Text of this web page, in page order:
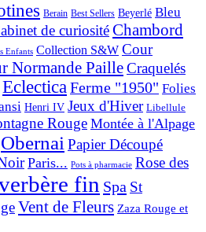
Berain Best Sellers Beyerlé Bleu
de curiositéChambord
Enfants Collection S&W Cour
Normande PailleCraquelés
EclecticaFerme "1950" Folies
Henri IV Jeux d'Hiver Libellule
RougeMontée à l'Alpage
ObernaiPapier Découpé
Paris... Pots à pharmacie Rose des
fin Spa St
Vent de Fleurs Zaza Rouge et